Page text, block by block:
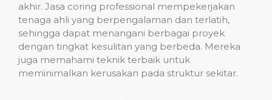
akhir. Jasa coring professional mempekerjakan
tenaga ahli yang berpengalaman dan terlatih,
sehingga dapat menangani berbagai proyek
dengan tingkat kesulitan yang berbeda. Mereka
juga memahami teknik terbaik untuk
meminimalkan kerusakan pada struktur sekitar.